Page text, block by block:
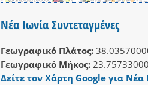
Νέα Ιωνία Συντεταγμένες
Γεωγραφικό Πλάτος:
Γεωγραφικό Μήκος:
Δείτε τον Χάρτη Google για Νέα